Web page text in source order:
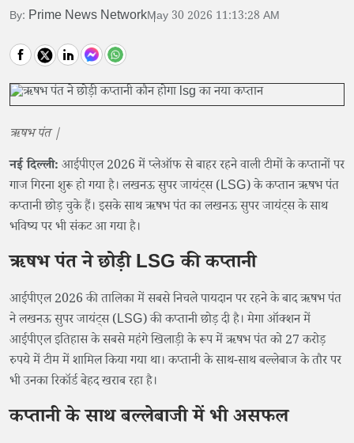
By: Prime News NetworkMay 30 2026 11:13:28 AM
ऋषभ पंत |
नई दिल्ली: आईपीएल 2026 में प्लेऑफ से बाहर रहने वाली टीमों के कप्तानों पर
गाज गिरना शुरू हो गया है। लखनऊ सुपर जायंट्स (LSG) के कप्तान ऋषभ पंत
कप्तानी छोड़ चुके हैं। इसके साथ ऋषभ पंत का लखनऊ सुपर जायंट्स के साथ
भविष्य पर भी संकट आ गया है।
ऋषभ पंत ने छोड़ी LSG की कप्तानी
आईपीएल 2026 की तालिका में सबसे निचले पायदान पर रहने के बाद ऋषभ पंत
ने लखनऊ सुपर जायंट्स (LSG) की कप्तानी छोड़ दी है। मेगा ऑक्शन में
आईपीएल इतिहास के सबसे महंगे खिलाड़ी के रूप में ऋषभ पंत को 27 करोड़
रुपये में टीम में शामिल किया गया था। कप्तानी के साथ-साथ बल्लेबाज के तौर पर
भी उनका रिकॉर्ड बेहद खराब रहा है।
कप्तानी के साथ बल्लेबाजी में भी असफल